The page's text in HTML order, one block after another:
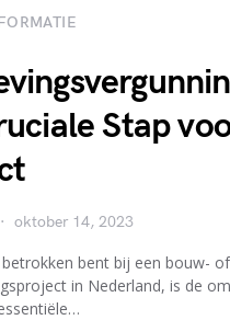
Stap
oktober 14, 2023
bent bij een bouw-
in Nederland, is de